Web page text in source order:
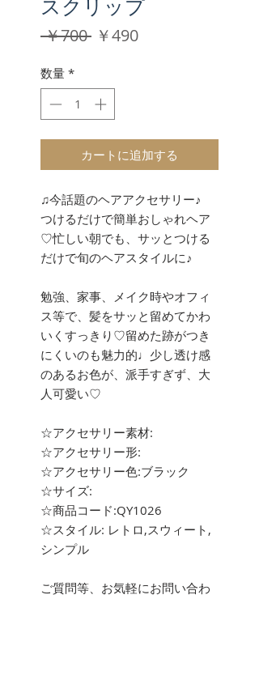
スクリップ
￥700 通
格
￥490セ
数量 *
カートに追加する
♫今話題のヘアアクセサリー♪
つけるだけで簡単おしゃれヘア
♡忙しい朝でも、サッとつける
だけで旬のヘアスタイルに♪
勉強、家事、メイク時やオフィ
ス等で、髪をサッと留めてかわ
いくすっきり♡留めた跡がつき
にくいのも魅力的♩少し透け感
のあるお色が、派手すぎず、大
人可愛い♡
☆アクセサリー素材:
☆アクセサリー形:
☆アクセサリー色:ブラック
☆サイズ:
☆商品コード:QY1026
☆スタイル: レトロ,スウィート,
シンプル
ご質問等、お気軽にお問い合わ